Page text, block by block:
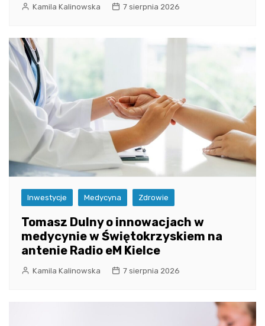
Kamila Kalinowska 7 sierpnia 2026
Inwestycje Medycyna Zdrowie
Tomasz Dulny o innowacjach w
medycynie w Świętokrzyskiem na
antenie Radio eM Kielce
Kamila Kalinowska 7 sierpnia 2026